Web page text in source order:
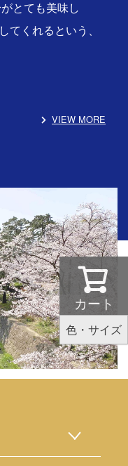
カート
色・サイズ
とても美味し
てくれるという、
VIEW MORE